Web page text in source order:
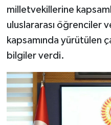
milletvekillerine
uluslararası öğrenciler
kapsamında yürütülen
bilgiler verdi.